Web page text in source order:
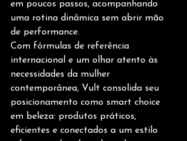
em poucos passos, acompanhando
uma rotina dinâmica sem abrir mão
de performance.
Com fórmulas de referência
internacional e um olhar atento às
necessidades da mulher
contemporânea, Vult consolida seu
posicionamento como smart choice
em beleza: produtos práticos,
eficientes e conectados a um estilo